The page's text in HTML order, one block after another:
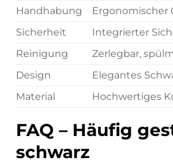
Handhabung
Ergonomischer
Sicherheit
Integrierter
Reinigung
Zerlegbar,
Design
Elegantes
Material
Hochwertiges
FAQ – Häufig
schwarz